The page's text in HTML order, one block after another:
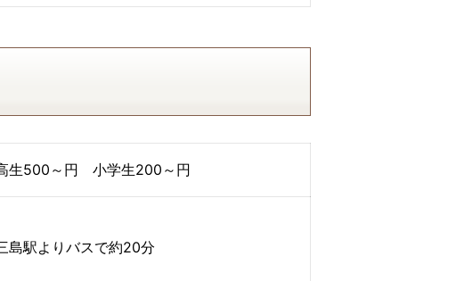
生500～円 小学生200～円
駅よりバスで約20分